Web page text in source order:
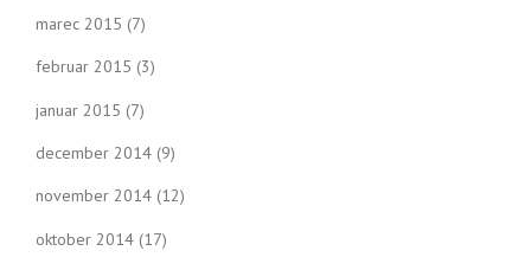
marec 2015 (7)
februar 2015 (3)
januar 2015 (7)
december 2014 (9)
november 2014 (12)
oktober 2014 (17)